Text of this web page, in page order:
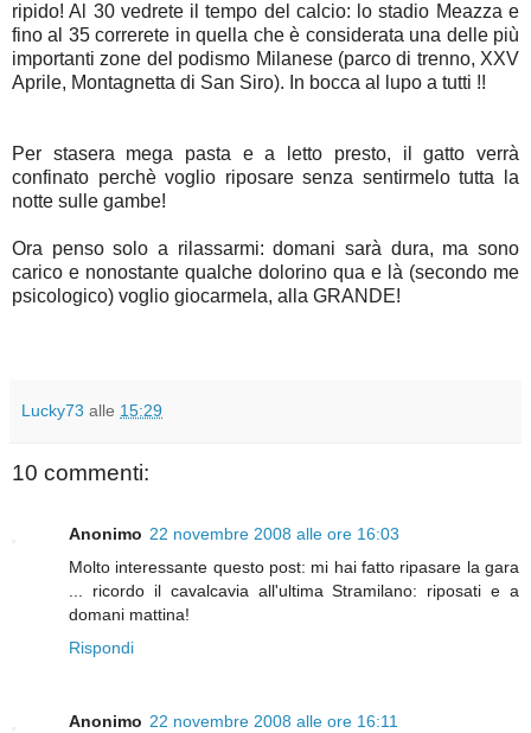
ripido! Al 30 vedrete il tempo del calcio: lo stadio Meazza e
fino al 35 correrete in quella che è considerata una delle più
importanti zone del podismo Milanese (parco di trenno, XXV
Aprile, Montagnetta di San Siro). In bocca al lupo a tutti !!
Per stasera mega pasta e a letto presto, il gatto verrà
confinato perchè voglio riposare senza sentirmelo tutta la
notte sulle gambe!
Ora penso solo a rilassarmi: domani sarà dura, ma sono
carico e nonostante qualche dolorino qua e là (secondo me
psicologico) voglio giocarmela, alla GRANDE!
Lucky73 alle 15:29
10 commenti:
Anonimo 22 novembre 2008 alle ore 16:03
Molto interessante questo post: mi hai fatto ripasare la gara
... ricordo il cavalcavia all'ultima Stramilano: riposati e a
domani mattina!
Rispondi
Anonimo 22 novembre 2008 alle ore 16:11